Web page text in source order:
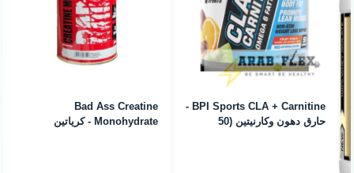
BPI Sports CLA + Carnitine -
حارق دهون وكارنيتين (50
Bad Ass Creatine
Monohydrate - كرياتين